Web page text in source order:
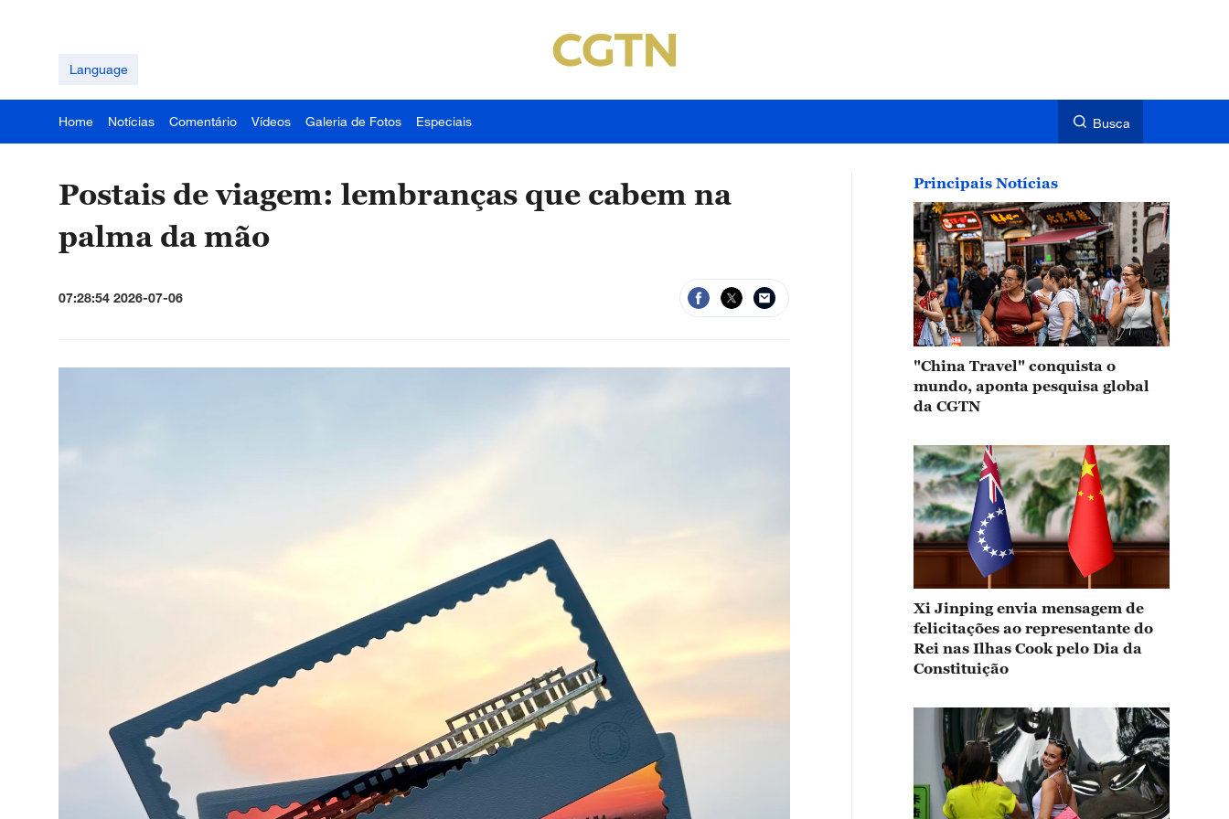
Language
Home Notícias Comentário Vídeos Galeria de Fotos Especiais Busca
Postais de viagem: lembranças que cabem na
palma da mão
07:28:54 2026-07-06
Principais Notícias
"China Travel" conquista o
mundo, aponta pesquisa global
da CGTN
Xi Jinping envia mensagem de
felicitações ao representante do
Rei nas Ilhas Cook pelo Dia da
Constituição